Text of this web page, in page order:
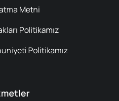
Metni
Politikamız
Politikamız